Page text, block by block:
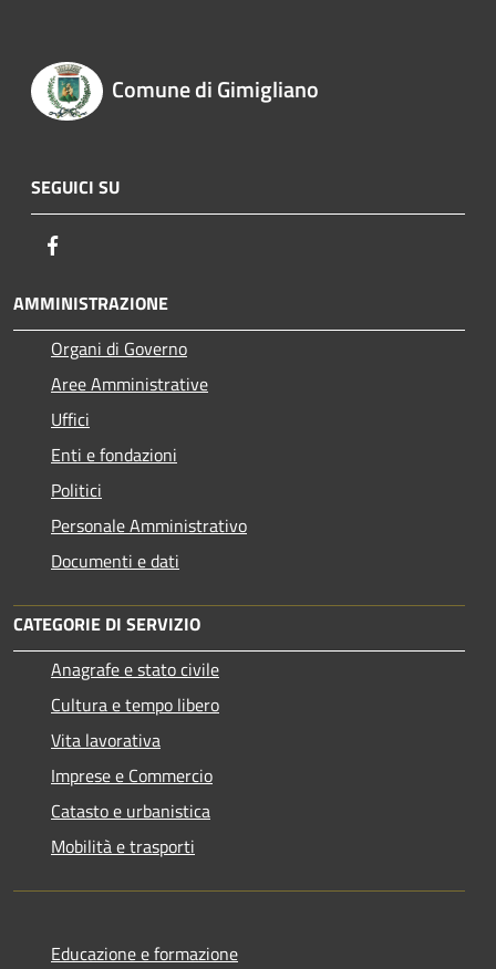
Comune di Gimigliano
SEGUICI SU
AMMINISTRAZIONE
Organi di Governo
Aree Amministrative
Uffici
Enti e fondazioni
Politici
Personale Amministrativo
Documenti e dati
CATEGORIE DI SERVIZIO
Anagrafe e stato civile
Cultura e tempo libero
Vita lavorativa
Imprese e Commercio
Catasto e urbanistica
Mobilità e trasporti
Educazione e formazione